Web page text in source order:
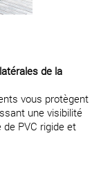
de la
vous protègent
une visibilité
de PVC rigide et